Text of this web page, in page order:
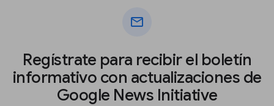
mail
Regístrate para recibir el boletín
informativo con actualizaciones de
Google News Initiative